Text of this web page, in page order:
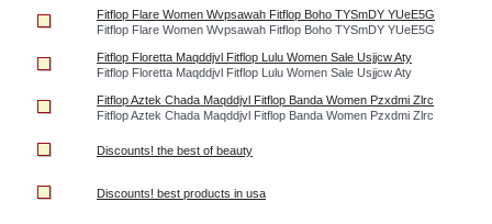
Fitflop Flare Women Wvpsawah Fitflop Boho TYSmDY YUeE5G
Fitflop Flare Women Wvpsawah Fitflop Boho TYSmDY YUeE5G
Fitflop Floretta Maqddjvl Fitflop Lulu Women Sale Usjjcw Aty
Fitflop Floretta Maqddjvl Fitflop Lulu Women Sale Usjjcw Aty
Fitflop Aztek Chada Maqddjvl Fitflop Banda Women Pzxdmi Zlrc
Fitflop Aztek Chada Maqddjvl Fitflop Banda Women Pzxdmi Zlrc
Discounts! the best of beauty
Discounts! best products in usa